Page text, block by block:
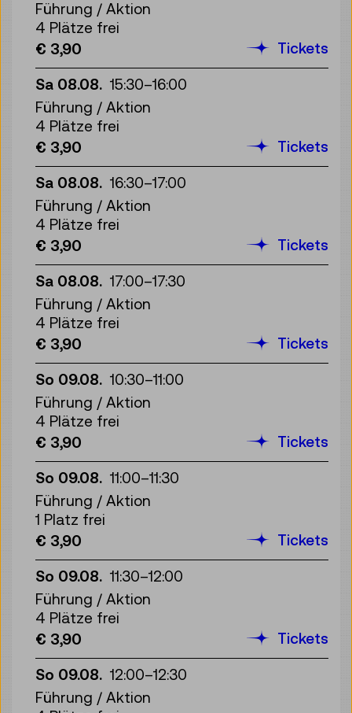
Führung / Aktion
4 Plätze frei
€ 3,90
Tickets
Sa 08.08. 15:30–16:00
Führung / Aktion
4 Plätze frei
€ 3,90
Tickets
Sa 08.08. 16:30–17:00
Führung / Aktion
4 Plätze frei
€ 3,90
Tickets
Sa 08.08. 17:00–17:30
Führung / Aktion
4 Plätze frei
€ 3,90
Tickets
So 09.08. 10:30–11:00
Führung / Aktion
4 Plätze frei
€ 3,90
Tickets
So 09.08. 11:00–11:30
Führung / Aktion
1 Platz frei
€ 3,90
Tickets
So 09.08. 11:30–12:00
Führung / Aktion
4 Plätze frei
€ 3,90
Tickets
So 09.08. 12:00–12:30
Führung / Aktion